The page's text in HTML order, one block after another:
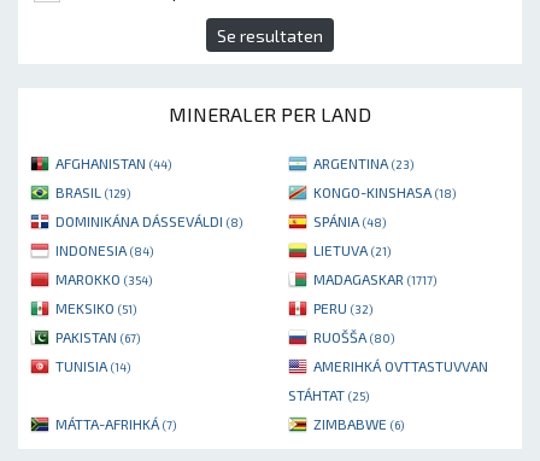
Se resultaten
MINERALER PER LAND
AFGHANISTAN (44) ARGENTINA (23)
BRASIL (129) KONGO-KINSHASA (18)
DOMINIKÁNA DÁSSEVÁLDI (8) SPÁNIA (48)
INDONESIA (84) LIETUVA (21)
MAROKKO (354) MADAGASKAR (1717)
MEKSIKO (51) PERU (32)
PAKISTAN (67) RUOŠŠA (80)
TUNISIA (14)
AMERIHKÁ OVTTASTUVVAN
STÁHTAT (25)
MÁTTA-AFRIHKÁ (7) ZIMBABWE (6)